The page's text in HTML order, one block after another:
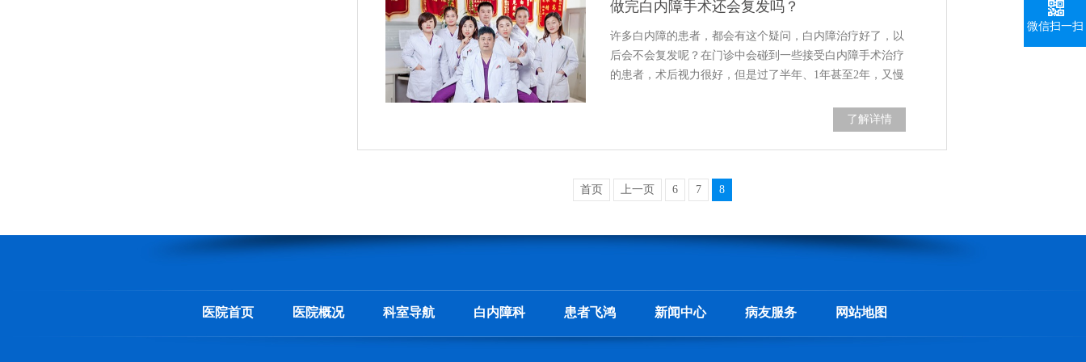
做完白内障手术还会复发吗？
许多白内障的患者，都会有这个疑问，白内障治疗好了，以
后会不会复发呢？在门诊中会碰到一些接受白内障手术治疗
的患者，术后视力很好，但是过了半年、1年甚至2年，又慢
了解详情
首页 上一页 6 7 8
医院首页 医院概况 科室导航 白内障科 患者飞鸿 新闻中心 病友服务 网站地图
微信扫一扫